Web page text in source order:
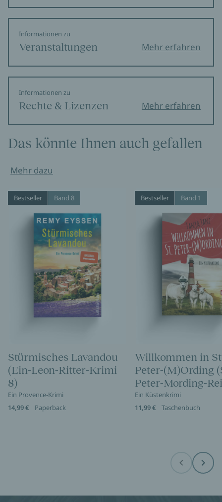
Informationen zu
Veranstaltungen Mehr erfahren
Informationen zu
Rechte & Lizenzen Mehr erfahren
Das könnte Ihnen auch gefallen
Mehr dazu
Bestseller Band 8
Stürmisches Lavandou
(Ein-Leon-Ritter-Krimi
8)
Ein Provence-Krimi
14,99 €
Paperback
Bestseller Band 1
Willkommen in
Peter-(M)Ording
Peter-Mording-
Ein Küstenkrimi
11,99 €
Taschenbuch
Before Next